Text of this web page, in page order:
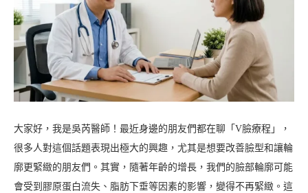
大家好，我是吳芮醫師！最近身邊的朋友們都在聊「V臉療程」，
很多人對這個話題表現出極大的興趣，尤其是想要改善臉型和讓輪
廓更緊緻的朋友們。其實，隨著年齡的增長，我們的臉部輪廓可能
會受到膠原蛋白流失、脂肪下垂等因素的影響，變得不再緊緻。這